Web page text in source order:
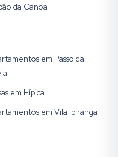
da Canoa
em Passo da
em Hípica
em Vila Ipiranga